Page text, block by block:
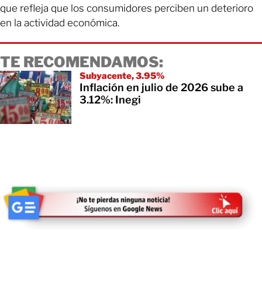
que refleja que los consumidores perciben un deterioro
en la actividad económica.
TE RECOMENDAMOS:
Subyacente, 3.95%
Inflación en julio de 2026 sube a
3.12%: Inegi